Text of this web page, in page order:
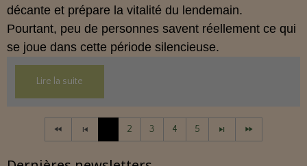
décante et prépare la vitalité du lendemain.
Pourtant, peu de personnes savent réellement ce qui
se joue dans cette période silencieuse.
Lire la suite
2 3 4 5